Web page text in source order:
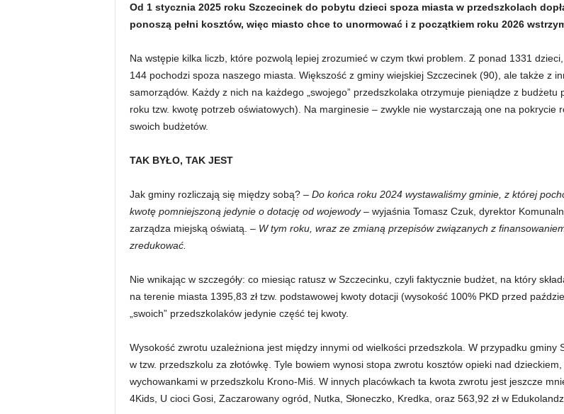
Od 1 stycznia 2025 roku Szczecinek do pobytu dzieci spoza miasta w przedszkolach
ponoszą pełni kosztów, więc miasto chce to unormować i z początkiem roku 2026
Na wstępie kilka liczb, które pozwolą lepiej zrozumieć w czym tkwi problem. Z ponad 1331
144 pochodzi spoza naszego miasta. Większość z gminy wiejskiej Szczecinek (90), ale także z
samorządów. Każdy z nich na każdego „swojego” przedszkolaka otrzymuje pieniądze z
roku tzw. kwotę potrzeb oświatowych). Na marginesie – zwykle nie wystarczają one na pokrycie
swoich budżetów.
TAK BYŁO, TAK JEST
Jak gminy rozliczają się między sobą? – Do końca roku 2024 wystawaliśmy gminie, z której
kwotę pomniejszoną jedynie o dotację od wojewody –wyjaśnia Tomasz Czuk, dyrektor
zarządza miejską oświatą. – W tym roku, wraz ze zmianą przepisów związanych z
zredukować.
Nie wnikając w szczegóły: co miesiąc ratusz w Szczecinku, czyli faktycznie budżet, na który
na terenie miasta 1395,83 zł tzw. podstawowej kwoty dotacji (wysokość 100% PKD przed
„swoich” przedszkolaków jedynie część tej kwoty.
Wysokość zwrotu uzależniona jest między innymi od wielkości przedszkola. W przypadku gminy
w tzw. przedszkolu za złotówkę. Tyle bowiem wynosi stopa zwrotu kosztów opieki nad
wychowankami w przedszkolu Krono-Miś. W innych placówkach ta kwota zwrotu jest jeszcze
4Kids, U cioci Gosi, Zaczarowany ogród, Nutka, Słoneczko, Kredka, oraz 563,92 zł w